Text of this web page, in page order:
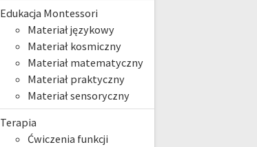
Edukacja Montessori
Materiał językowy
Materiał kosmiczny
Materiał matematyczny
Materiał praktyczny
Materiał sensoryczny
Terapia
Ćwiczenia funkcji